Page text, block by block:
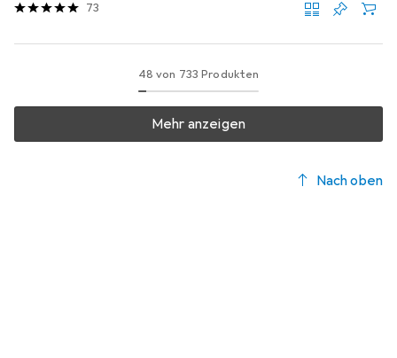
73
48 von 733 Produkten
Mehr anzeigen
Nach oben